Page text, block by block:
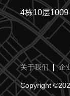
4栋10层1009
关于我们 企
Copyright